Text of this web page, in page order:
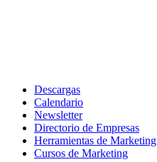
Descargas
Calendario
Newsletter
Directorio de Empresas
Herramientas de Marketing
Cursos de Marketing